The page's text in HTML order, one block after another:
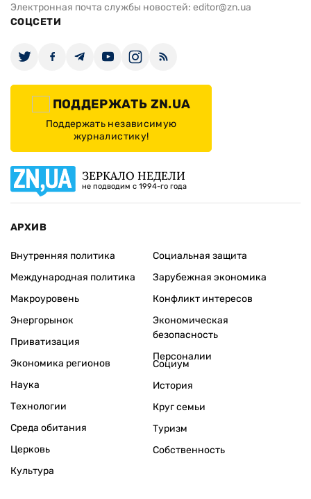
Электронная почта службы новостей: editor@zn.ua
СОЦСЕТИ
ПОДДЕРЖАТЬ ZN.UA
Поддержать независимую
журналистику!
ЗЕРКАЛО НЕДЕЛИ
не подводим с 1994-го года
АРХИВ
Внутренняя политика
Международная политика
Макроуровень
Энергорынок
Приватизация
Экономика регионов
Социальная защита
Зарубежная экономика
Конфликт интересов
Экономическая
безопасность
Персоналии
Наука
Технологии
Среда обитания
Церковь
Культура
Социум
История
Круг семьи
Туризм
Собственность